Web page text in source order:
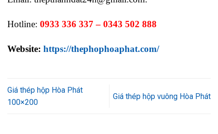
Hotline: 0933 336 337 – 0343 502 888
Website: https://thephophoaphat.com/
Giá thép hộp Hòa Phát
100×200
Giá thép hộp vuông Hòa Phát